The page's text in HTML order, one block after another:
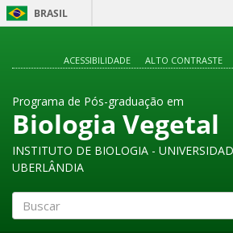
BRASIL
ACESSIBILIDADE
ALTO CONTRASTE
Programa de Pós-graduação em
Biologia Vegetal
INSTITUTO DE BIOLOGIA -
UBERLÂNDIA